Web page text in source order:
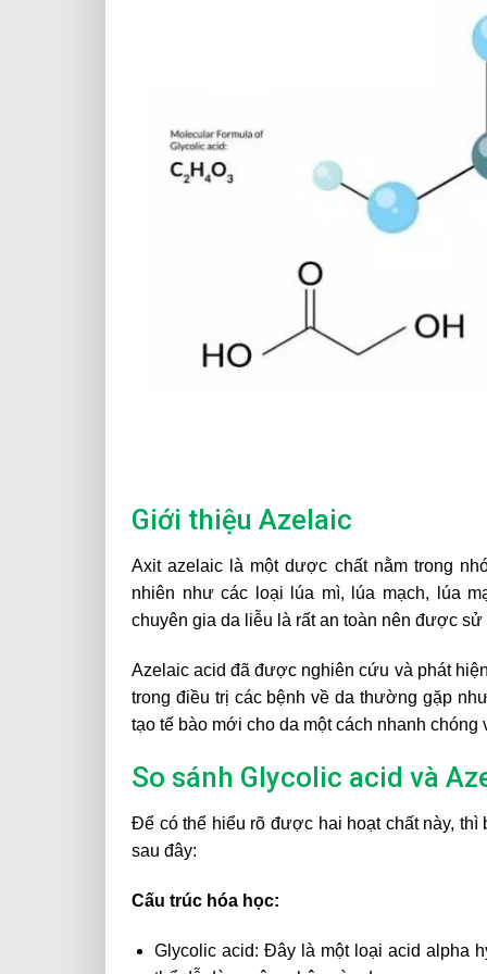
Giới thiệu Azelaic
Axit azelaic là một dược chất nằm trong
nhiên như các loại lúa mì, lúa mạch, lúa
chuyên gia da liễu là rất an toàn nên được
Azelaic acid đã được nghiên cứu và phát
trong điều trị các bệnh về da thường gặp
tạo tế bào mới cho da một cách nhanh chóng
So sánh Glycolic acid và
Để có thể hiểu rõ được hai hoạt chất này,
sau đây:
Cấu trúc hóa học:
Glycolic acid: Đây là một loại acid alpha